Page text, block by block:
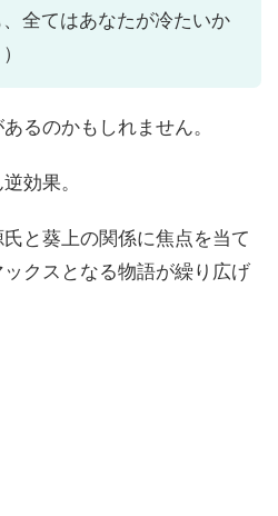
全てはあなたが冷たいか
るのかもしれません。
効果。
と葵上の関係に焦点を当て
クスとなる物語が繰り広げ